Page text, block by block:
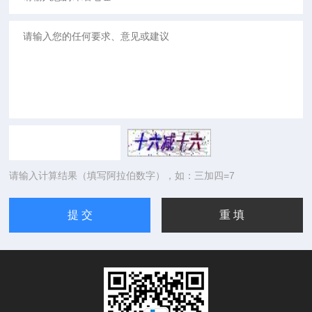
请输入计算结果（填写阿拉伯数字），如：三加四=7